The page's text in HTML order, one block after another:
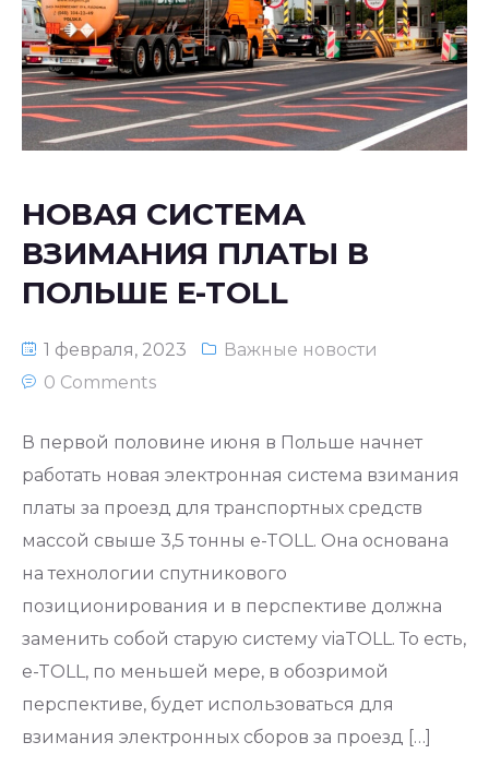
НОВАЯ СИСТЕМА
ВЗИМАНИЯ ПЛАТЫ В
ПОЛЬШЕ E-TOLL
1 февраля, 2023
Важные новости
0 Comments
В первой половине июня в Польше начнет
работать новая электронная система взимания
платы за проезд для транспортных средств
массой свыше 3,5 тонны e-TOLL. Она основана
на технологии спутникового
позиционирования и в перспективе должна
заменить собой старую систему viaTOLL. То есть,
e-TOLL, по меньшей мере, в обозримой
перспективе, будет использоваться для
взимания электронных сборов за проезд […]